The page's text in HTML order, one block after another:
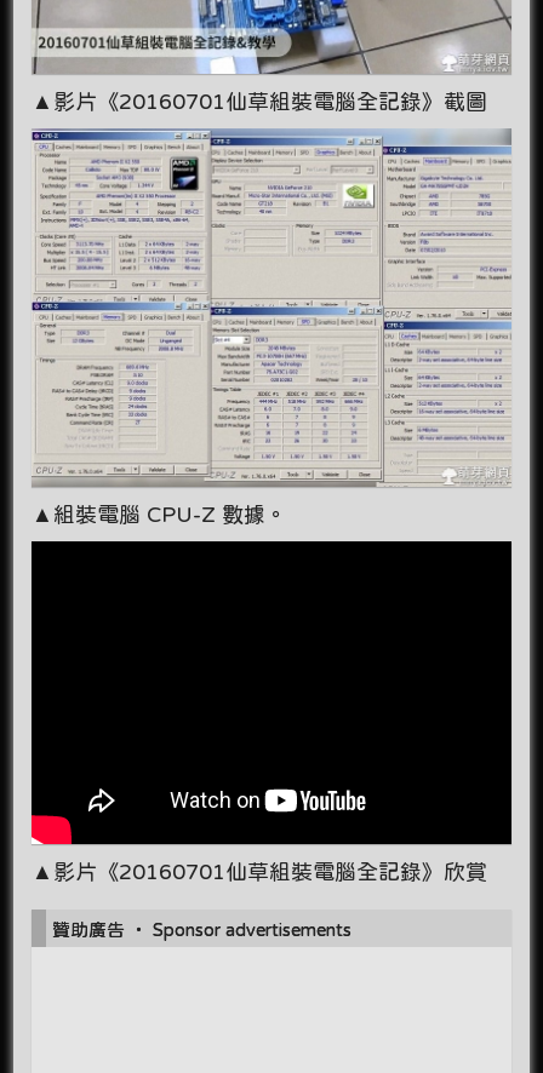
▲影片《20160701仙草組裝電腦全記錄》截圖
▲組裝電腦 CPU-Z 數據。
▲影片《20160701仙草組裝電腦全記錄》欣賞
贊助廣告 ‧ Sponsor advertisements